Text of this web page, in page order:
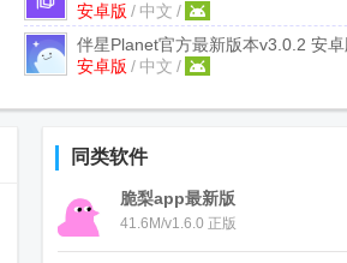
安卓版 / 中文 /
伴星Planet官方最新版本v3.0.2 安卓
安卓版 / 中文 /
同类软件
脆梨app最新版
41.6M/v1.6.0 正版